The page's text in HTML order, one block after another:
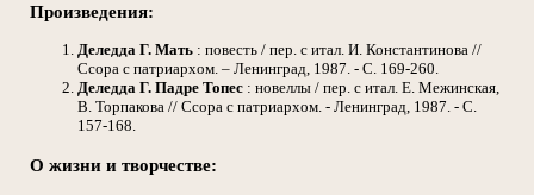
Произведения:
Деледда Г. Мать : повесть / пер. с итал. И. Константинова //
Ссора с патриархом. – Ленинград, 1987. - С. 169-260.
Деледда Г. Падре Топес : новеллы / пер. с итал. Е. Межинская,
В. Торпакова // Ссора с патриархом. - Ленинград, 1987. - С.
157-168.
О жизни и творчестве: